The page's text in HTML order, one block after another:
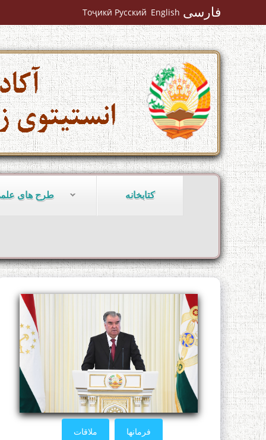
Тоҷикӣ Русский English فارسی
طرح های کتابخانه
ملاقات فرمانها